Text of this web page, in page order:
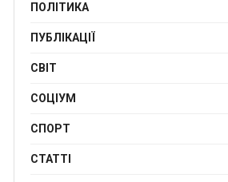
ПОЛІТИКА
ПУБЛІКАЦІЇ
СВІТ
СОЦІУМ
СПОРТ
СТАТТІ